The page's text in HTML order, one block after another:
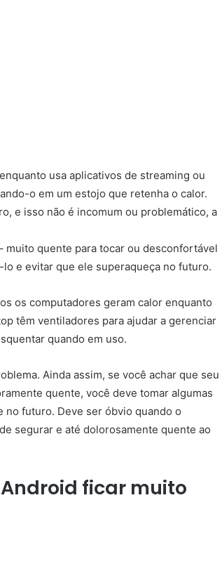
usa aplicativos de streaming ou
o em um estojo que retenha o calor.
e isso não é incomum ou problemático, a
quente para tocar ou desconfortável
e evitar que ele superaqueça no futuro.
os computadores geram calor enquanto
têm ventiladores para ajudar a gerenciar
quando em uso.
Ainda assim, se você achar que seu
quente, você deve tomar algumas
futuro. Deve ser óbvio quando o
segurar e até dolorosamente quente ao
ficar muito